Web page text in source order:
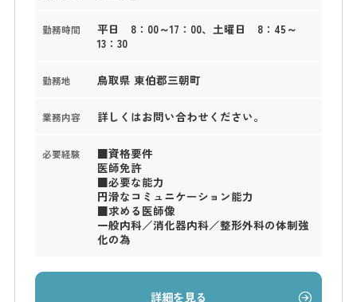
勤務時間
平日 8：00～17：00、土曜日 8：45～
13：30
勤務地 鳥取県 東伯郡三朝町
業務内容 詳しくはお問い合わせください。
必要経験
■資格要件
医師免許
■必要な能力
円滑なコミュニケーション能力
■求める医師像
一般内科／消化器内科／整形外科の体制強
化の為
詳細を見る